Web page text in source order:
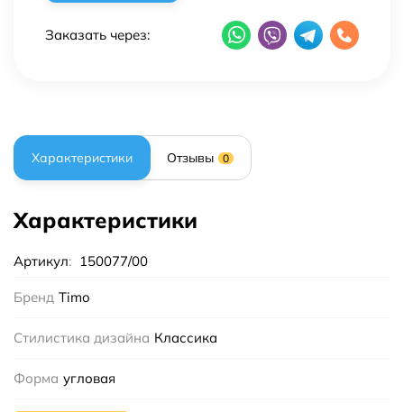
Заказать через:
Характеристики Отзывы 0
Характеристики
Артикул: 150077/00
Бренд Timo
Стилистика дизайна Классика
Форма угловая